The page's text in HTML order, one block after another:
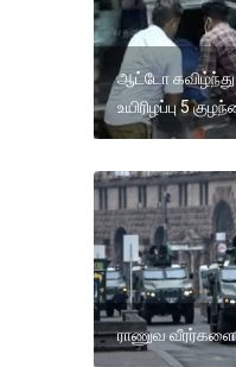
ஆட்டோ
உயிரிழப்பு 5
ராணுவ வீரர்களை